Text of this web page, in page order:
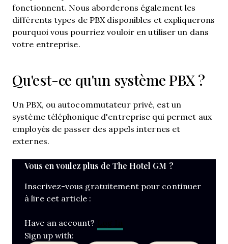
fonctionnent. Nous aborderons également les
différents types de PBX disponibles et expliquerons
pourquoi vous pourriez vouloir en utiliser un dans
votre entreprise.
Qu'est-ce qu'un système PBX ?
Un PBX, ou autocommutateur privé, est un
système téléphonique d'entreprise qui permet aux
employés de passer des appels internes et
externes.
Vous en voulez plus de The Hotel GM ?
Inscrivez-vous gratuitement pour continuer
à lire cet article :
Have an account?
Sign up with: